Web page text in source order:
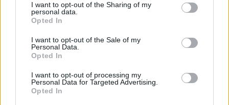
I want to opt-out of the Sharing of my
personal data.
Opted In
I want to opt-out of the Sale of my
Personal Data.
Opted In
I want to opt-out of processing my
Personal Data for Targeted Advertising.
Opted In